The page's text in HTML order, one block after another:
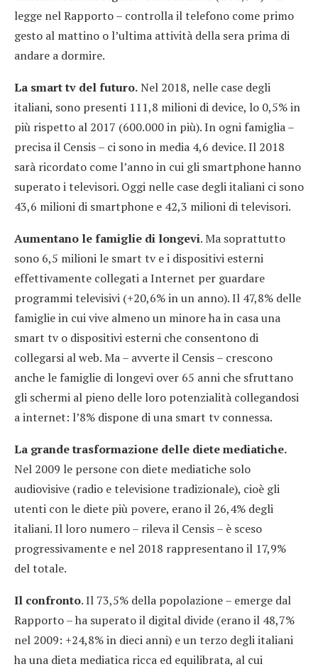
legge nel Rapporto – controlla il telefono come primo
gesto al mattino o l’ultima attività della sera prima di
andare a dormire.
La smart tv del futuro.Nel 2018, nelle case degli
italiani, sono presenti 111,8 milioni di device, lo 0,5% in
più rispetto al 2017 (600.000 in più). In ogni famiglia –
precisa il Censis – ci sono in media 4,6 device. Il 2018
sarà ricordato come l’anno in cui gli smartphone hanno
superato i televisori. Oggi nelle case degli italiani ci sono
43,6 milioni di smartphone e 42,3 milioni di televisori.
Aumentano le famiglie di longevi. Ma soprattutto
sono 6,5 milioni le smart tv e i dispositivi esterni
effettivamente collegati a Internet per guardare
programmi televisivi (+20,6% in un anno). Il 47,8% delle
famiglie in cui vive almeno un minore ha in casa una
smart tv o dispositivi esterni che consentono di
collegarsi al web. Ma – avverte il Censis – crescono
anche le famiglie di longevi over 65 anni che sfruttano
gli schermi al pieno delle loro potenzialità collegandosi
a internet: l’8% dispone di una smart tv connessa.
La grande trasformazione delle diete mediatiche.
Nel 2009 le persone con diete mediatiche solo
audiovisive (radio e televisione tradizionale), cioè gli
utenti con le diete più povere, erano il 26,4% degli
italiani. Il loro numero – rileva il Censis – è sceso
progressivamente e nel 2018 rappresentano il 17,9%
del totale.
Il confronto. Il 73,5% della popolazione – emerge dal
Rapporto – ha superato il digital divide (erano il 48,7%
nel 2009: +24,8% in dieci anni) e un terzo degli italiani
ha una dieta mediatica ricca ed equilibrata, al cui